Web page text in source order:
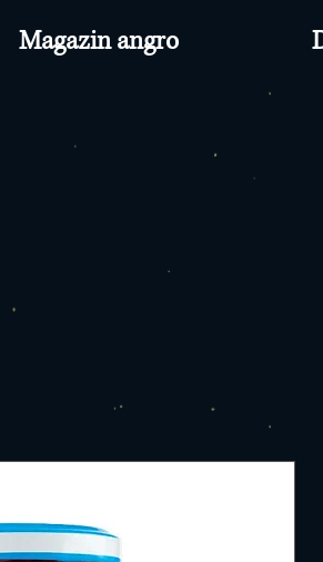
Magazin angro